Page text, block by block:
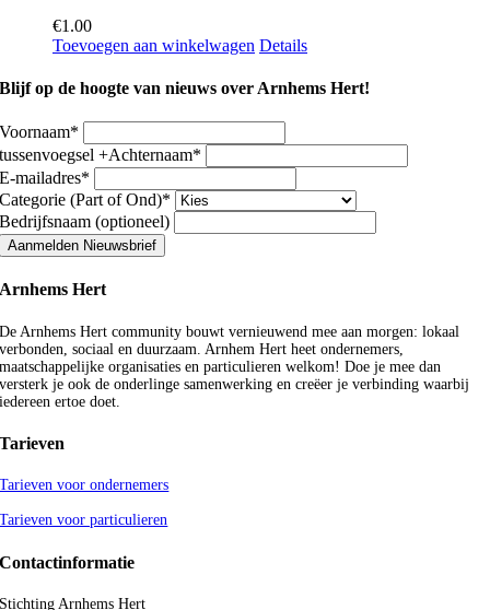
€1.00
Toevoegen aan winkelwagen Details
Blijf op de hoogte van nieuws over Arnhems Hert!
Voornaam*
tussenvoegsel +Achternaam*
E-mailadres*
Categorie (Part of Ond)*
Bedrijfsnaam (optioneel)
Aanmelden Nieuwsbrief
Arnhems Hert
De Arnhems Hert community bouwt vernieuwend mee aan morgen: lokaal
verbonden, sociaal en duurzaam. Arnhem Hert heet ondernemers,
maatschappelijke organisaties en particulieren welkom! Doe je mee dan
versterk je ook de onderlinge samenwerking en creëer je verbinding waarbij
iedereen ertoe doet.
Tarieven
Tarieven voor ondernemers
Tarieven voor particulieren
Contactinformatie
Stichting Arnhems Hert